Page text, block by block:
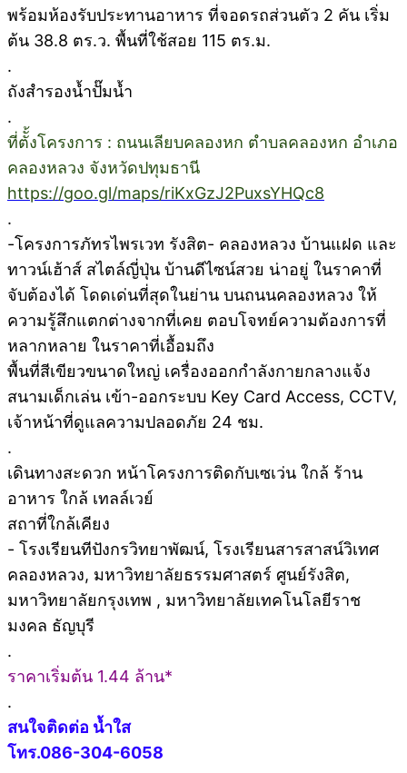
พร้อมห้องรับประทานอาหาร ที่จอดรถส่วนตัว 2 คัน เริ่ม
ต้น 38.8 ตร.ว. พื้นที่ใช้สอย 115 ตร.ม.
.
ถังสำรองน้ำปั๊มน้ำ
.
ที่ตัั้งโครงการ : ถนนเลียบคลองหก ตำบลคลองหก อำเภอ
คลองหลวง จังหวัดปทุมธานี
https://goo.gl/maps/riKxGzJ2PuxsYHQc8
.
-โครงการภัทรไพรเวท รังสิต- คลองหลวง บ้านแฝด และ
ทาวน์เฮ้าส์ สไตล์ญี่ปุ่น บ้านดีไซน์สวย น่าอยู่ ในราคาที่
จับต้องได้ โดดเด่นที่สุดในย่าน บนถนนคลองหลวง ให้
ความรู้สึกแตกต่างจากที่เคย ตอบโจทย์ความต้องการที่
หลากหลาย ในราคาที่เอื้อมถึง
พื้นที่สีเขียวขนาดใหญ่ เครื่องออกกำลังกายกลางแจ้ง
สนามเด็กเล่น เข้า-ออกระบบ Key Card Access, CCTV,
เจ้าหน้าที่ดูแลความปลอดภัย 24 ชม.
.
เดินทางสะดวก หน้าโครงการติดกับเซเว่น ใกล้ ร้าน
อาหาร ใกล้ เทลล์เวย์
สถาที่ใกล้เคียง
-️ โรงเรียนทีปังกรวิทยาพัฒน์, โรงเรียนสารสาสน์วิเทศ
คลองหลวง, มหาวิทยาลัยธรรมศาสตร์ ศูนย์รังสิต,
มหาวิทยาลัยกรุงเทพ , มหาวิทยาลัยเทคโนโลยีราช
มงคล ธัญบุรี
.
️ราคาเริ่มต้น 1.44 ล้าน*
.
สนใจติดต่อ น้ำใส
โทร.086-304-6058